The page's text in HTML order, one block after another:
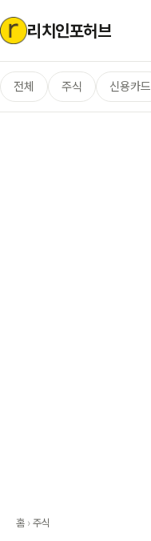
리치인포허브
전체 주식 신용카드
홈 › 주식